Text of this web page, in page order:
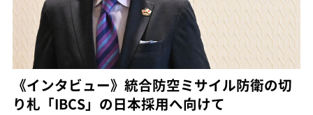
《インタビュー》統合防空ミサイル防衛の切
り札「IBCS」の日本採用へ向けて